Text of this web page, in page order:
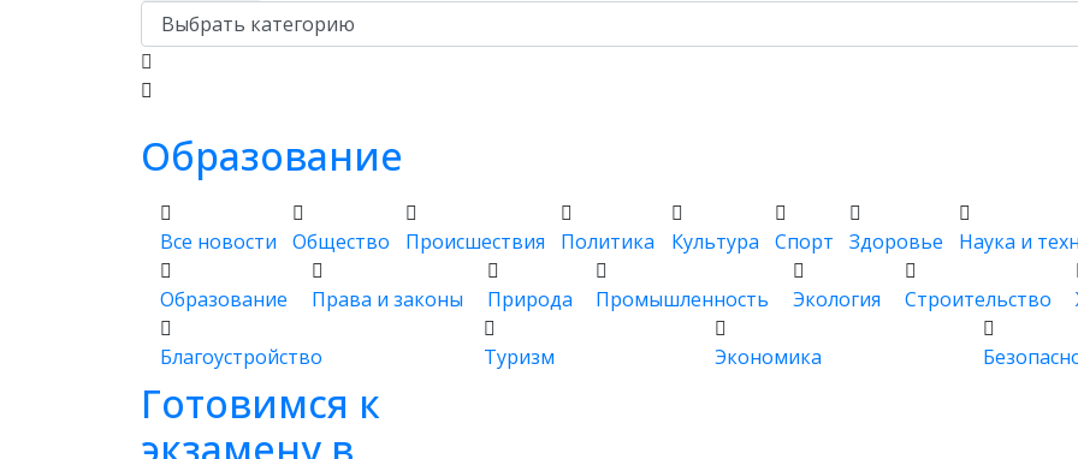
Образование
Все новости Общество Происшествия Политика Культура Спорт Здоровье Наука и
Образование Права и законы Природа Промышленность Экология Строительство
Благоустройство Туризм Экономика
Готовимся к